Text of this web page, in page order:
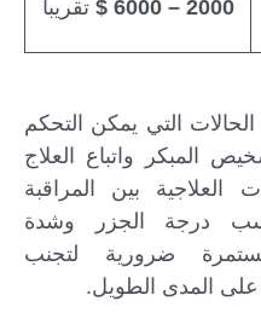
2000 – 6000 $ تقريباً
التي يمكن التحكم
المبكر واتباع العلاج
العلاجية بين المراقبة
درجة الجزر وشدة
ضرورية لتجنب
المدى الطويل.